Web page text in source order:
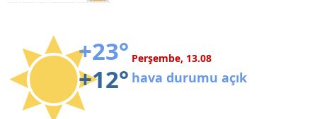
+23°
+12°
Perşembe, 13.08
hava durumu açık